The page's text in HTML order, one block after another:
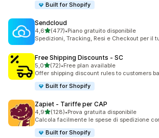
Built for Shopify
Sendcloud
4,6stelle su 5
(477)
477 recensioni totali
•Piano gratuito disponibile
Spedizioni, Tracking, Resi e Checkout per il
Free Shipping Discounts ‑ SC
5,0stelle su 5
(72)
72 recensioni totali
•Free plan available
Offer shipping discount rules to customers
Built for Shopify
Zapiet ‑ Tariffe per CAP
4,9stelle su 5
(128)
128 recensioni totali
•Prova gratuita disponibile
Calcola facilmente le spese di spedizione
Built for Shopify